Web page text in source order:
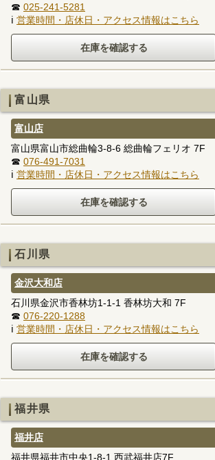
☎ 025-241-5281
ℹ 営業時間・店休日・アクセス情報はこちら
富山県
富山店
富山県富山市総曲輪3-8-6 総曲輪フェリオ 7F
☎ 076-491-7031
ℹ 営業時間・店休日・アクセス情報はこちら
石川県
金沢大和店
石川県金沢市香林坊1-1-1 香林坊大和 7F
☎ 076-220-1288
ℹ 営業時間・店休日・アクセス情報はこちら
福井県
福井店
福井県福井市中央1-8-1 西武福井店7F